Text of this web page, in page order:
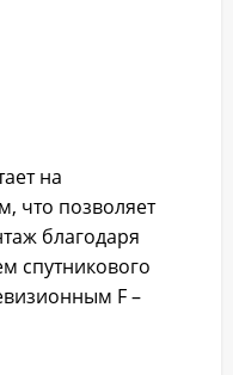
на
что позволяет
благодаря
спутникового
F –